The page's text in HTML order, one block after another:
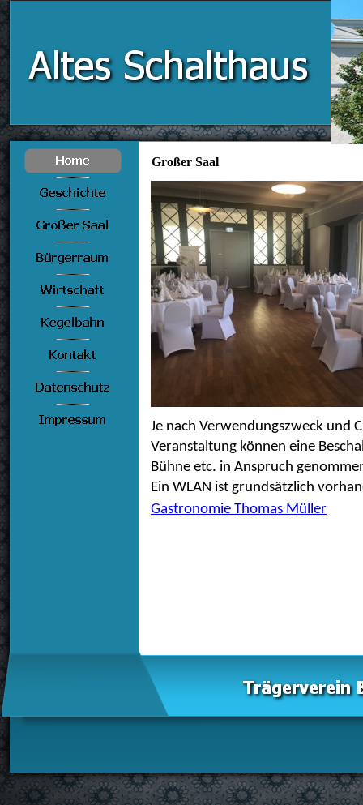
Großer Saal
Je nach Verwendungszweck und
Veranstaltung können eine
Bühne etc. in Anspruch
Ein WLAN ist grundsätzlich
Gastronomie Thomas Müller